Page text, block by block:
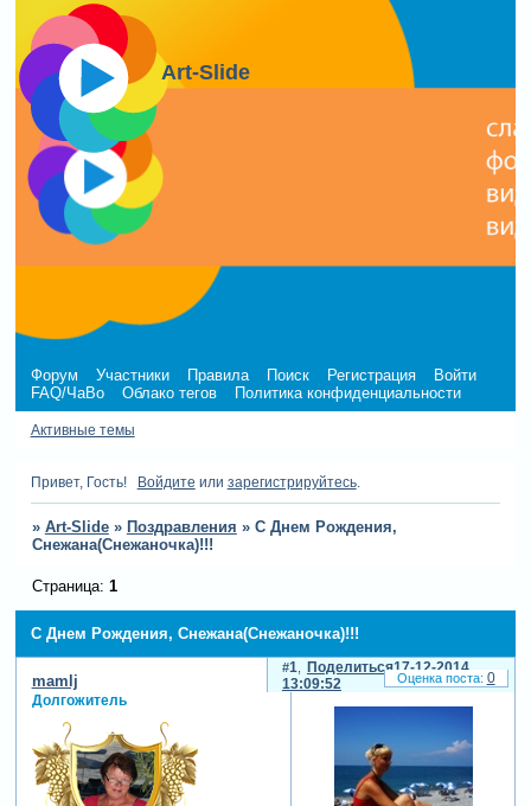
Art-Slide
Форум Участники Правила Поиск Регистрация
Войти
FAQ/ЧаВо
Облако тегов Политика конфиденциальности
Активные темы
Привет, Гость! Войдите или зарегистрируйтесь.
» Art-Slide » Поздравления » С Днем Рождения,
Снежана(Снежаночка)!!!
С Днем Рождения, Снежана(Снежаночка)!!!
Страница: 1
Поделиться
1
17-12-2014
13:09:52
mamlj
Долгожитель
0